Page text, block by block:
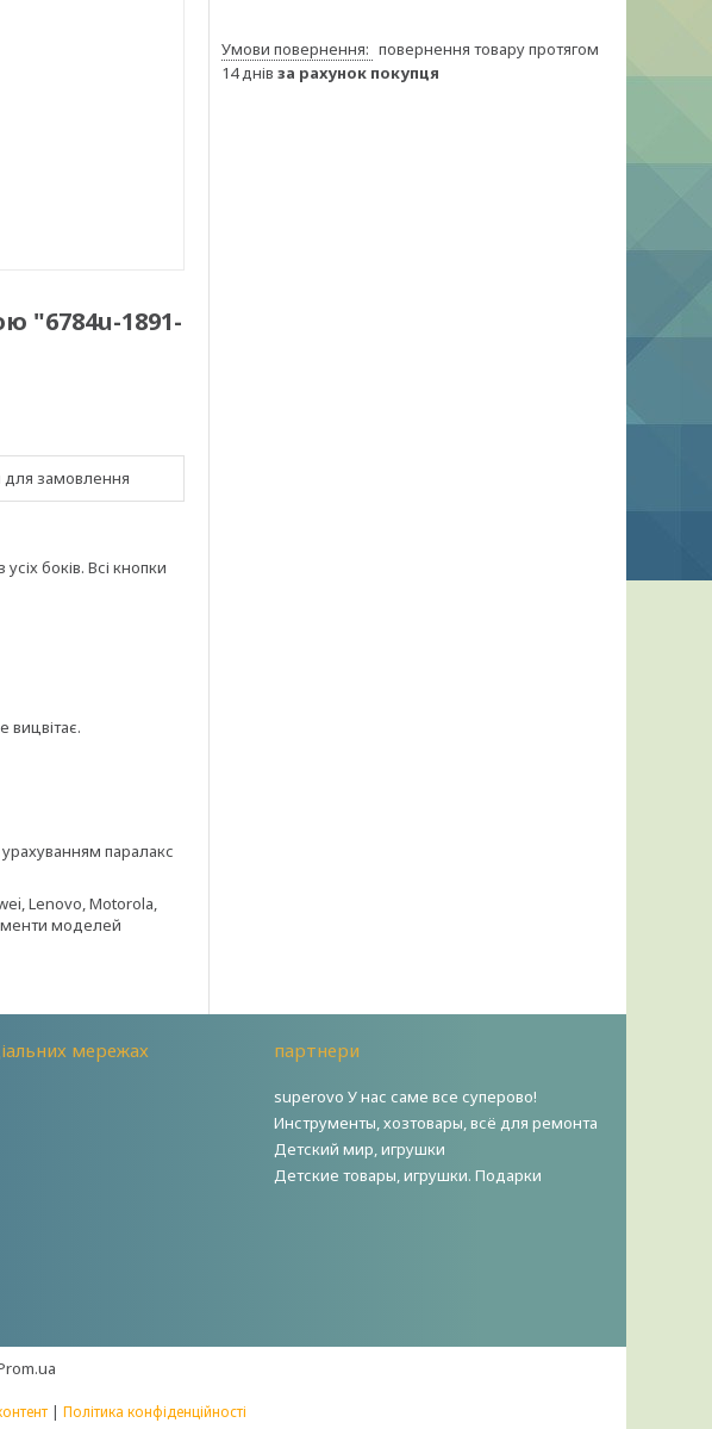
"6784u-1891-
для замовлення
боків. Всі кнопки
вицвітає.
паралакс
Lenovo, Motorola,
моделей
повернення товару протягом
14 днів за рахунок покупця
мережах партнери
superovo У нас саме все суперово!
Инструменты, хозтовары, всё для ремонта
Детский мир, игрушки
Детские товары, игрушки. Подарки
| Політика конфіденційності